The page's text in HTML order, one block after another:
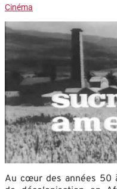
Cinéma
Au cœur des années 50